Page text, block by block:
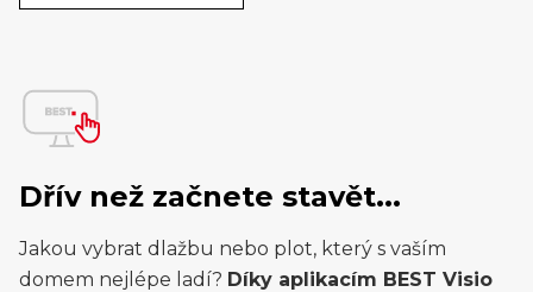
Dřív než začnete stavět...
Jakou vybrat dlažbu nebo plot, který s vaším
domem nejlépe ladí? Díky aplikacím BEST Visio